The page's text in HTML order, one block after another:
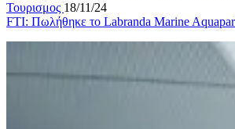
Τουρισμος 18/11/24
FTI: Πωλήθηκε το Labranda Marine